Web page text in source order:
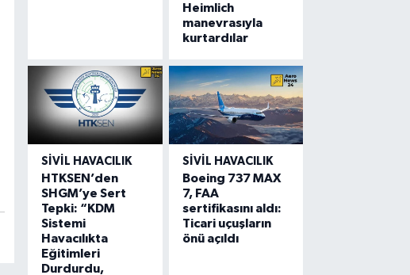
Heimlich
manevrasıyla
kurtardılar
SIVIL HAVACILIK
HTKSEN’den
SHGM’ye Sert
Tepki: “KDM
Sistemi
Havacılıkta
Eğitimleri
Durdurdu,
SIVIL HAVACILIK
Boeing 737 MAX
7, FAA
sertifikasını aldı:
Ticari uçuşların
önü açıldı